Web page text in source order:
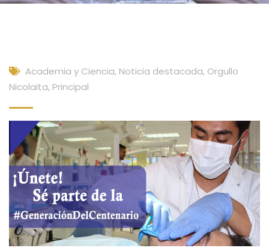
Academia y Ciencia, Noticia destacada, Orgullo
Nicolaita, Principal